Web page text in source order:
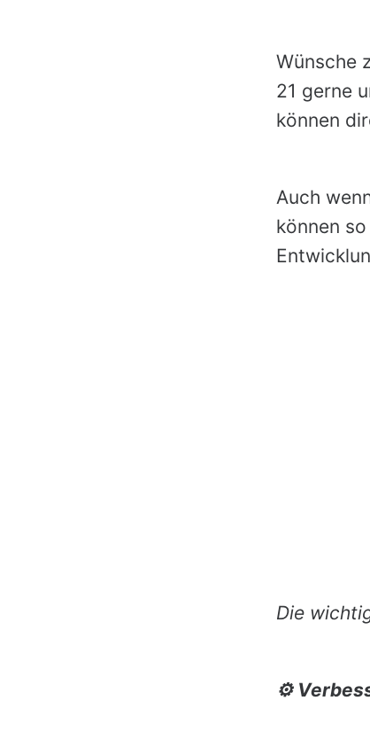
Wünsche
21 gerne
können
Auch
können
Die
⚙